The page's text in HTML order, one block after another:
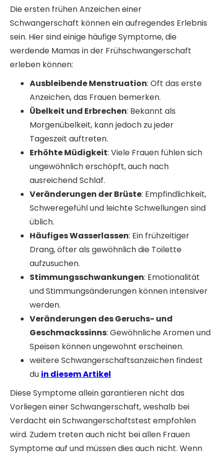
Die ersten frühen Anzeichen einer
Schwangerschaft können ein aufregendes Erlebnis
sein. Hier sind einige häufige Symptome, die
werdende Mamas in der Frühschwangerschaft
erleben können:
Ausbleibende Menstruation: Oft das erste
Anzeichen, das Frauen bemerken.
Übelkeit und Erbrechen: Bekannt als
Morgenübelkeit, kann jedoch zu jeder
Tageszeit auftreten.
Erhöhte Müdigkeit: Viele Frauen fühlen sich
ungewöhnlich erschöpft, auch nach
ausreichend Schlaf.
Veränderungen der Brüste: Empfindlichkeit,
Schweregefühl und leichte Schwellungen sind
üblich.
Häufiges Wasserlassen: Ein frühzeitiger
Drang, öfter als gewöhnlich die Toilette
aufzusuchen.
Stimmungsschwankungen: Emotionalität
und Stimmungsänderungen können intensiver
werden.
Veränderungen des Geruchs- und
Geschmackssinns: Gewöhnliche Aromen und
Speisen können ungewohnt erscheinen.
weitere Schwangerschaftsanzeichen findest
du in diesem Artikel
Diese Symptome allein garantieren nicht das
Vorliegen einer Schwangerschaft, weshalb bei
Verdacht ein Schwangerschaftstest empfohlen
wird. Zudem treten auch nicht bei allen Frauen
Symptome auf und müssen dies auch nicht. Wenn